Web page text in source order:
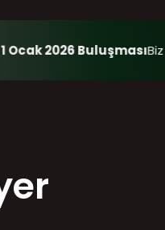
1 Ocak 2026 Buluşması